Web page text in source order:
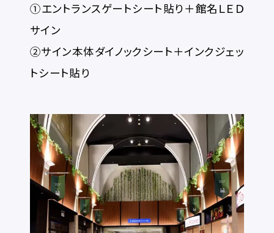
①エントランスゲートシート貼り＋館名ＬＥＤ
サイン
②サイン本体ダイノックシート＋インクジェッ
トシート貼り